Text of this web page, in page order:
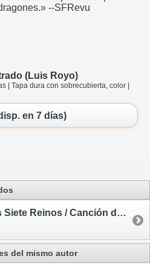
--SFRevu
(Luis Royo)
| Tapa dura con sobrecubierta, color |
en 7 días)
El Caballero de los Siete Reinos / Canción de Hielo y Fuego - tapa dura
del mismo autor